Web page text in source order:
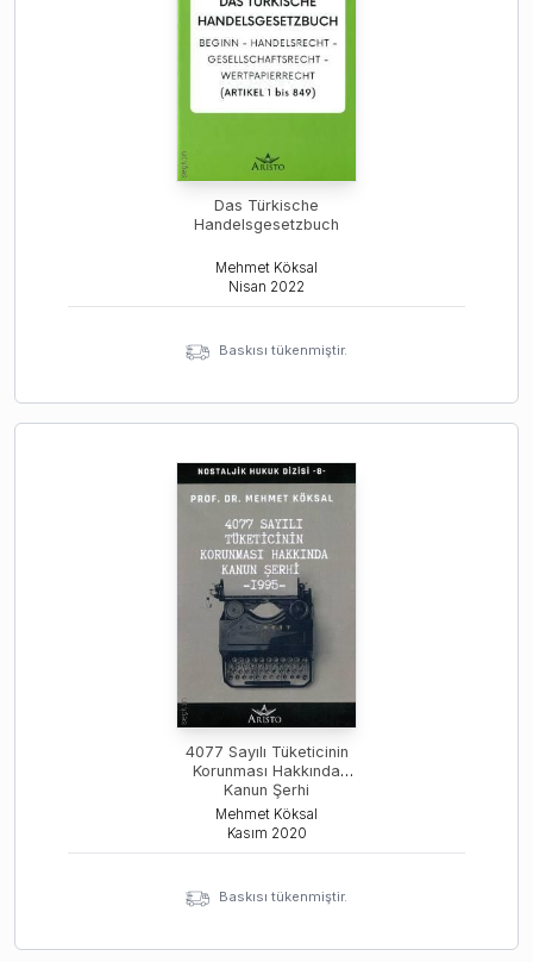
Das Türkische
Handelsgesetzbuch
Mehmet Köksal
Nisan 2022
Baskısı tükenmiştir.
4077 Sayılı Tüketicinin
Korunması Hakkında
Kanun Şerhi
Mehmet Köksal
Kasım 2020
Baskısı tükenmiştir.